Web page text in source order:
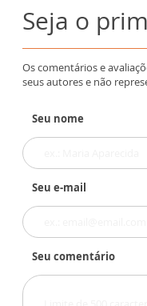
Seja o
Os comentários e
seus autores e não
Seu nome
Seu e-mail
Seu comentário